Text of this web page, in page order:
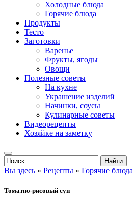
Холодные блюда
Горячие блюда
Продукты
Тесто
Заготовки
Варенье
Фрукты, ягоды
Овощи
Полезные советы
На кухне
Украшение изделий
Начинки, соусы
Кулинарные советы
Видеорецепты
Хозяйке на заметку
Вы здесь » Рецепты » Горячие блюда
Томатно-рисовый суп